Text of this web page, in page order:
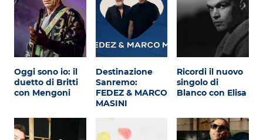
Oggi sono io: il
duetto di Britti
con Mengoni
Destinazione
Sanremo:
FEDEZ & MARCO
MASINI
Ricordi il nuovo
singolo di
Blanco con Elisa